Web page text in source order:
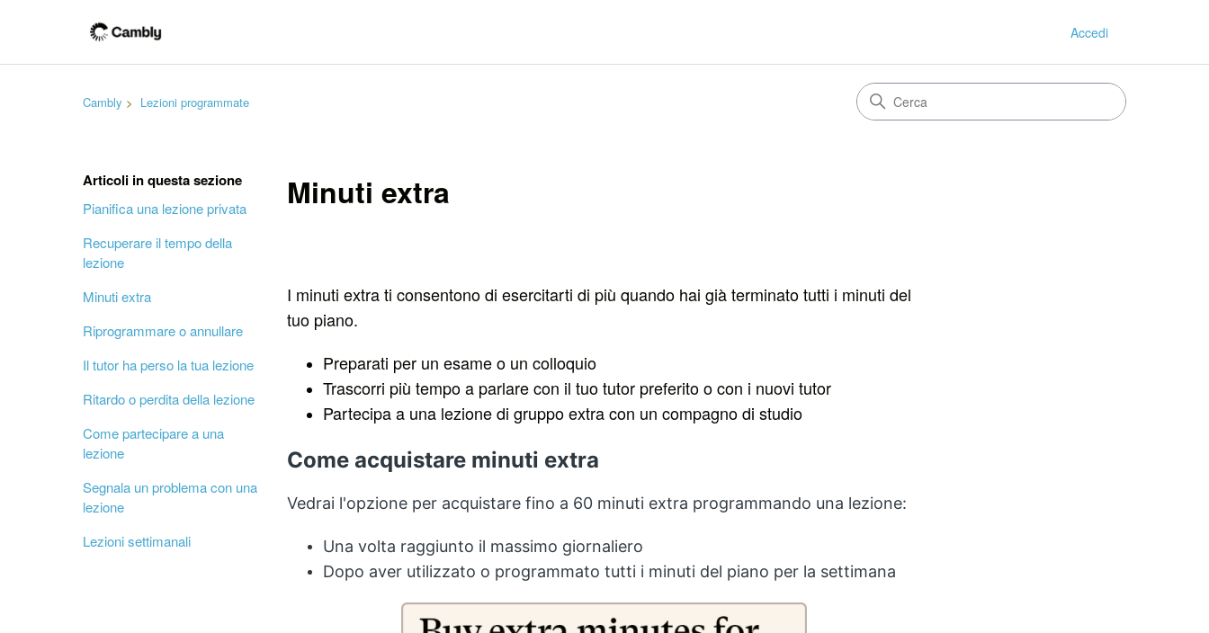
Accedi
Cambly Lezioni programmate
Articoli in questa sezione
Pianifica una lezione privata
Recuperare il tempo della
lezione
Minuti extra
Riprogrammare o annullare
Il tutor ha perso la tua lezione
Ritardo o perdita della lezione
Come partecipare a una
lezione
Segnala un problema con una
lezione
Lezioni settimanali
Minuti extra
I minuti extra ti consentono di esercitarti di più quando hai già terminato tutti i minuti del
tuo piano.
Preparati per un esame o un colloquio
Trascorri più tempo a parlare con il tuo tutor preferito o con i nuovi tutor
Partecipa a una lezione di gruppo extra con un compagno di studio
Come acquistare minuti extra
Vedrai l'opzione per acquistare fino a 60 minuti extra programmando una lezione:
Una volta raggiunto il massimo giornaliero
Dopo aver utilizzato o programmato tutti i minuti del piano per la settimana